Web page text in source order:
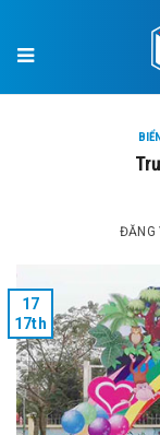
ĐĂNG
17
17th